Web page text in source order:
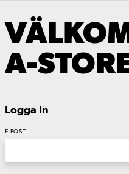
A-
Logga In
E-POST